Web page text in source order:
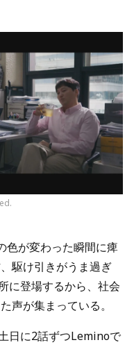
色が変わった瞬間に痺
駆け引きがうま過ぎ
に登場するから、社会
声が集まっている。
日に2話ずつLeminoで